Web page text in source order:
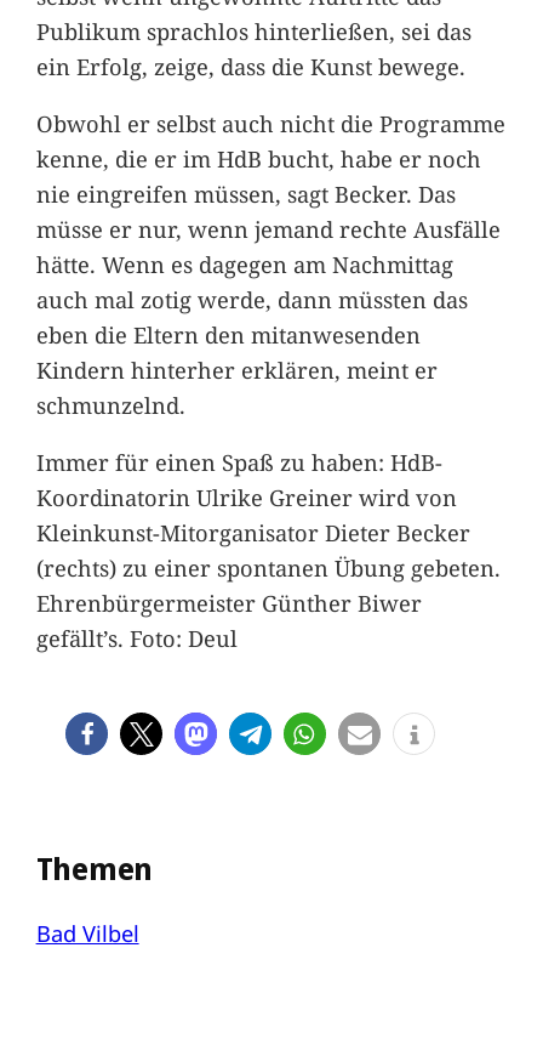
Publikum sprachlos hinterließen, sei das
ein Erfolg, zeige, dass die Kunst bewege.
Obwohl er selbst auch nicht die Programme
kenne, die er im HdB bucht, habe er noch
nie eingreifen müssen, sagt Becker. Das
müsse er nur, wenn jemand rechte Ausfälle
hätte. Wenn es dagegen am Nachmittag
auch mal zotig werde, dann müssten das
eben die Eltern den mitanwesenden
Kindern hinterher erklären, meint er
schmunzelnd.
Immer für einen Spaß zu haben: HdB-
Koordinatorin Ulrike Greiner wird von
Kleinkunst-Mitorganisator Dieter Becker
(rechts) zu einer spontanen Übung gebeten.
Ehrenbürgermeister Günther Biwer
gefällt’s. Foto: Deul
Themen
Bad Vilbel